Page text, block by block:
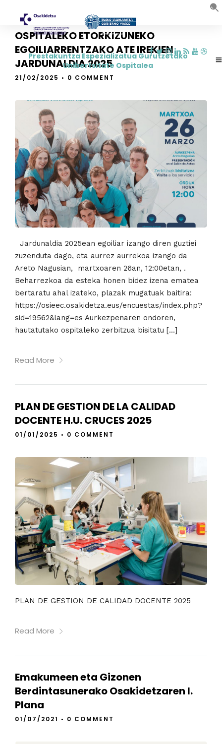
Prestakuntza Espezializatua Gurutzetako
Unibertsitate Ospitalea
GURUTZETAKO UNIBERTSITATE
OSPITALEKO ETORKIZUNEKO
EGOILIARRENTZAKO ATE IREKIEN
JARDUNALDIA 2025
21/02/2025 • 0 COMMENT
Jardunaldia 2025ean egoiliar izango diren guztiei
zuzenduta dago, eta aurrez aurrekoa izango da
Areto Nagusian, martxoaren 26an, 12:00etan, .
Beharrezkoa da esteka honen bidez izena ematea
bertaratu ahal izateko, plazak mugatuak baitira:
https://osieec.osakidetza.eus/encuestas/index.php?
sid=19562&lang=es Aurkezpenaren ondoren,
hautatutako ospitaleko zerbitzua bisitatu […]
Read More
PLAN DE GESTION DE LA CALIDAD
DOCENTE H.U. CRUCES 2025
01/01/2025 • 0 COMMENT
PLAN DE GESTION DE CALIDAD DOCENTE 2025
Read More
Emakumeen eta Gizonen
Berdintasunerako Osakidetzaren I.
Plana
01/07/2021 • 0 COMMENT